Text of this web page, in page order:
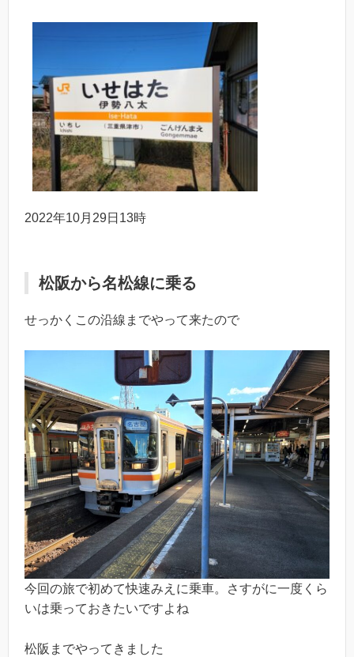
2022年10月29日13時
松阪から名松線に乗る
せっかくこの沿線までやって来たので
今回の旅で初めて快速みえに乗車。さすがに一度くら
いは乗っておきたいですよね
松阪までやってきました